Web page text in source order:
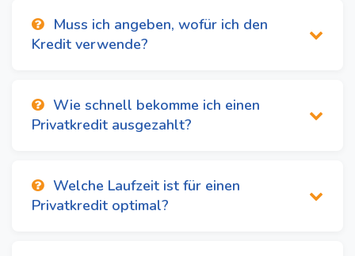
Muss ich angeben, wofür ich den
Kredit verwende?
Wie schnell bekomme ich einen
Privatkredit ausgezahlt?
Welche Laufzeit ist für einen
Privatkredit optimal?